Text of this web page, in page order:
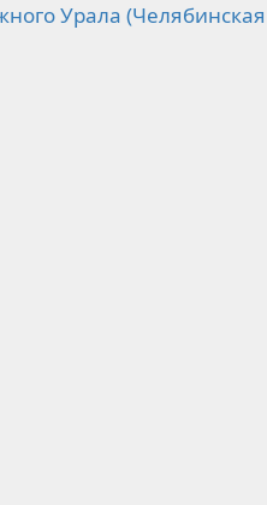
Урала (Челябинская